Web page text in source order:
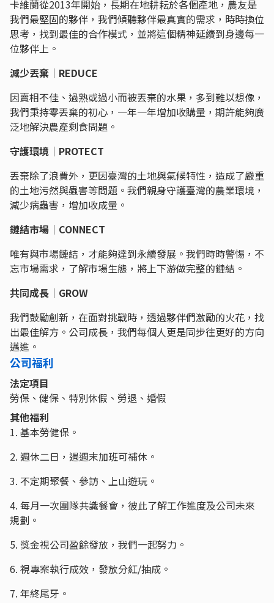
卡維蘭從2013年開始，長期在地耕耘於各個產地，農友是
我們最堅固的夥伴，我們傾聽夥伴最真實的需求，時時換位
思考，找到最佳的合作模式，並將這個精神延續到身邊每一
位夥伴上。
減少丟棄｜REDUCE
因賣相不佳、過熟或過小而被丟棄的水果，多到難以想像，
我們秉持零丟棄的初心，一年一年增加收購量，期許能夠廣
泛地解決農產剩食問題。
守護環境｜PROTECT
丟棄除了浪費外，更因臺灣的土地與氣候特性，造成了嚴重
的土地污然與蟲害等問題。我們親身守護臺灣的農業環境，
減少病蟲害，增加收成量。
鏈結市場｜CONNECT
唯有與市場鏈結，才能夠達到永續發展。我們時時警惕，不
忘市場需求，了解市場生態，將上下游做完整的鏈結。
共同成長｜GROW
我們鼓勵創新，在面對挑戰時，透過夥伴們激勵的火花，找
出最佳解方。公司成長，我們每個人更是同步往更好的方向
邁進。
公司福利
法定項目
勞保、健保、特別休假、勞退、婚假
其他福利
1. 基本勞健保。
2. 週休二日，遇週末加班可補休。
3. 不定期聚餐、參訪、上山遊玩。
4. 每月一次團隊共識餐會，彼此了解工作進度及公司未來
規劃。
5. 獎金視公司盈餘發放，我們一起努力。
6. 視專案執行成效，發放分紅/抽成。
7. 年終尾牙。